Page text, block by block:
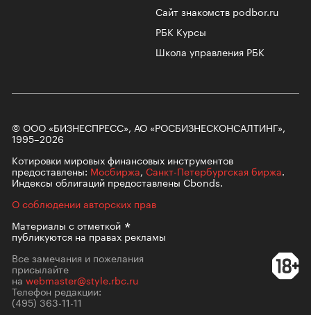
Сайт знакомств podbor.ru
РБК Курсы
Школа управления РБК
© ООО «БИЗНЕСПРЕСС», АО «РОСБИЗНЕСКОНСАЛТИНГ»,
1995–2026
Котировки мировых финансовых инструментов
предоставлены: Мосбиржа, Санкт-Петербургская биржа.
Индексы облигаций предоставлены Cbonds.
О соблюдении авторских прав
Материалы сотметкой
публикуются на правах рекламы
Все замечания и пожелания
присылайте
на webmaster@style.rbc.ru
Телефон редакции:
(495) 363-11-11